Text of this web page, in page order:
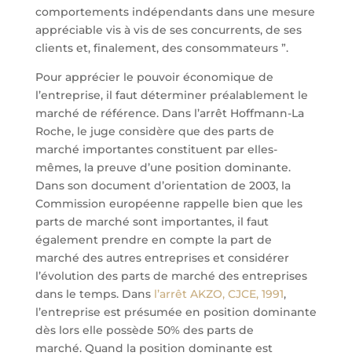
comportements indépendants dans une mesure
appréciable vis à vis de ses concurrents, de ses
clients et, finalement, des consommateurs ”.
Pour apprécier le pouvoir économique de
l’entreprise, il faut déterminer préalablement le
marché de référence. Dans l’arrêt Hoffmann-La
Roche, le juge considère que des parts de
marché importantes constituent par elles-
mêmes, la preuve d’une position dominante.
Dans son document d’orientation de 2003, la
Commission européenne rappelle bien que les
parts de marché sont importantes, il faut
également prendre en compte la part de
marché des autres entreprises et considérer
l’évolution des parts de marché des entreprises
dans le temps. Dans l’arrêt AKZO, CJCE, 1991,
l’entreprise est présumée en position dominante
dès lors elle possède 50% des parts de
marché. Quand la position dominante est